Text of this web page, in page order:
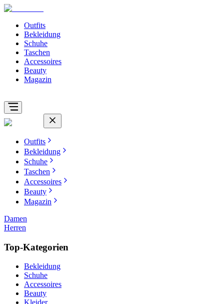
Outfits
Bekleidung
Schuhe
Taschen
Accessoires
Beauty
Magazin
Outfits
Bekleidung
Schuhe
Taschen
Accessoires
Beauty
Magazin
Damen
Herren
Top-Kategorien
Bekleidung
Schuhe
Accessoires
Beauty